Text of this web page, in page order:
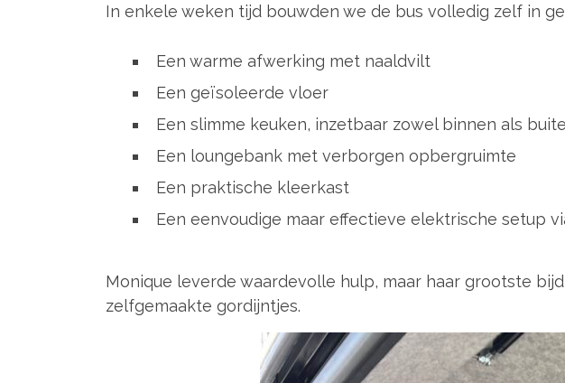
In enkele weken tijd bouwden we de bus volledig zelf in
Een warme afwerking met naaldvilt
Een geïsoleerde vloer
Een slimme keuken, inzetbaar zowel binnen als
Een loungebank met verborgen opbergruimte
Een praktische kleerkast
Een eenvoudige maar effectieve elektrische setup
Monique leverde waardevolle hulp, maar haar grootste
zelfgemaakte gordijntjes.